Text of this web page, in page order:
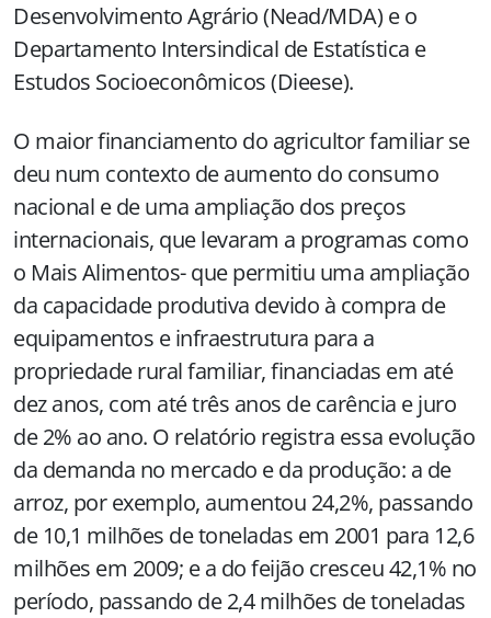
Desenvolvimento Agrário (Nead/MDA) e o
Departamento Intersindical de Estatística e
Estudos Socioeconômicos (Dieese).
O maior financiamento do agricultor familiar se
deu num contexto de aumento do consumo
nacional e de uma ampliação dos preços
internacionais, que levaram a programas como
o Mais Alimentos- que permitiu uma ampliação
da capacidade produtiva devido à compra de
equipamentos e infraestrutura para a
propriedade rural familiar, financiadas em até
dez anos, com até três anos de carência e juro
de 2% ao ano. O relatório registra essa evolução
da demanda no mercado e da produção: a de
arroz, por exemplo, aumentou 24,2%, passando
de 10,1 milhões de toneladas em 2001 para 12,6
milhões em 2009; e a do feijão cresceu 42,1% no
período, passando de 2,4 milhões de toneladas